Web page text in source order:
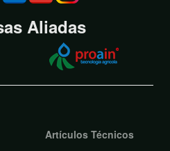
Aliadas
Artículos Técnicos